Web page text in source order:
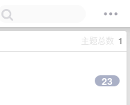
主题总数 1
23